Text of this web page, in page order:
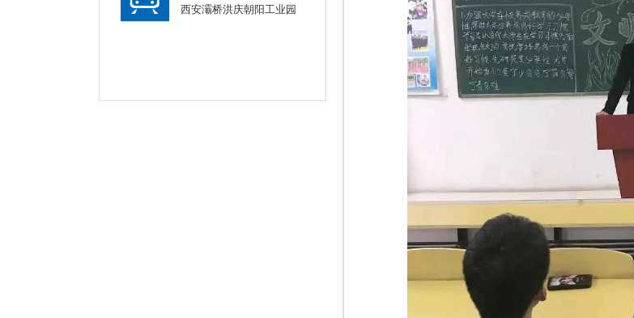
西安灞桥洪庆朝阳工业园